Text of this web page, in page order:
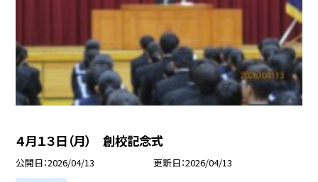
４月１３日（月） 創校記念式
公開日 2026/04/13 更新日 2026/04/13